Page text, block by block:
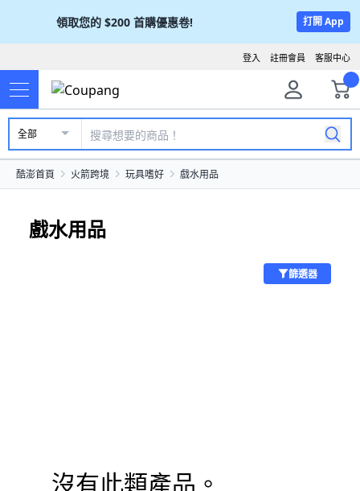
領取您的 $200 首購優惠卷! 打開 App
客服中心
註冊會員
登入
全部
酷澎首頁 火箭跨境 玩具嗜好 戲水用品
戲水用品
篩選器
沒有此類產品。